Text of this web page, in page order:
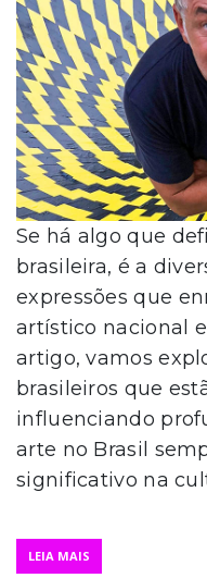
Se há algo que
brasileira, é a
expressões que
artístico nacional
artigo, vamos
brasileiros que
influenciando
arte no Brasil
significativo na
LEIA MAIS